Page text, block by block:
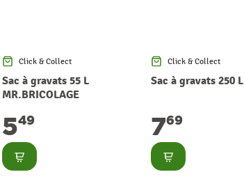
Click & Collect
Sac à gravats 55 L
MR.BRICOLAGE
549
Consulter
Click & Collect
Sac à gravats 250 L
769
Consulter